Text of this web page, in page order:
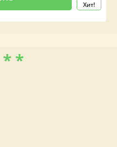
Хит!
*